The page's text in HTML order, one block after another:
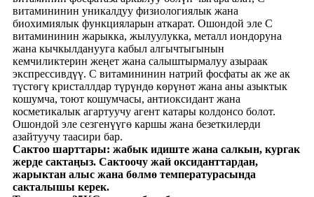
витамининин уникалдуу физиологиялык жана
биохимиялык функцияларын аткарат. Ошондой эле С
витамининин жарыкка, жылуулукка, металл иондоруна
жана кычкылданууга кабыл алгычтыгынын
кемчиликтерин жеңет жана салыштырмалуу азыраак
экспрессивдүү. С витамининин натрий фосфаты ак же ак
түстөгү кристаллдар түрүндө көрүнөт жана аны азыктык
кошумча, тоют кошумчасы, антиоксидант жана
косметикалык агартуучу агент катары колдонсо болот.
Ошондой эле сезгенүүгө каршы жана безеткилерди
азайтуучу таасири бар.
Сактоо шарттары: жабык идиште жана салкын, кургак
жерде сактаңыз. Сактоочу жай оксиданттардан,
жарыктан алыс жана бөлмө температурасында
сакталышы керек.